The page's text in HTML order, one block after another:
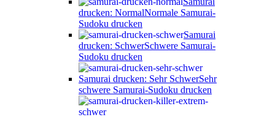
drucken: NormalNormale Samurai-
Sudoku drucken
Samurai
drucken: SchwerSchwere Samurai-
Sudoku drucken
Samurai drucken: Sehr SchwerSehr
schwere Samurai-Sudoku drucken